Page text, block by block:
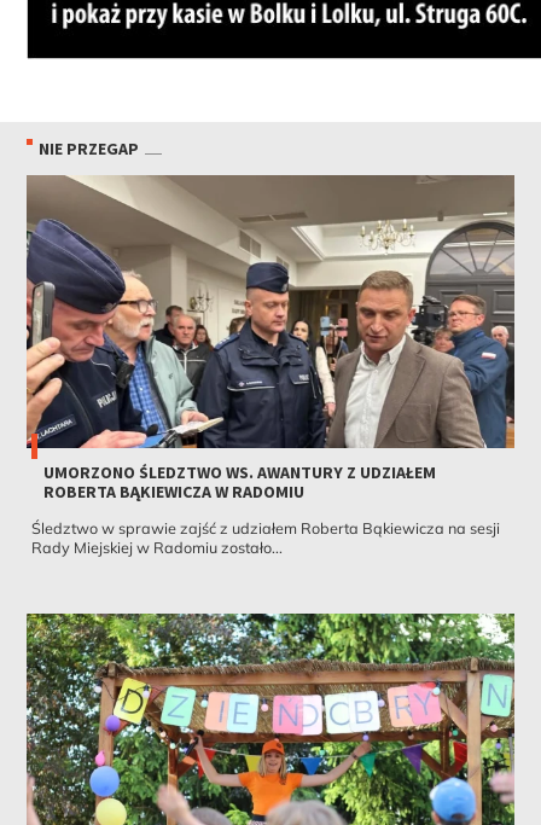
NIE PRZEGAP
UMORZONO ŚLEDZTWO WS. AWANTURY Z UDZIAŁEM
ROBERTA BĄKIEWICZA W RADOMIU
Śledztwo w sprawie zajść z udziałem Roberta Bąkiewicza na sesji
Rady Miejskiej w Radomiu zostało...